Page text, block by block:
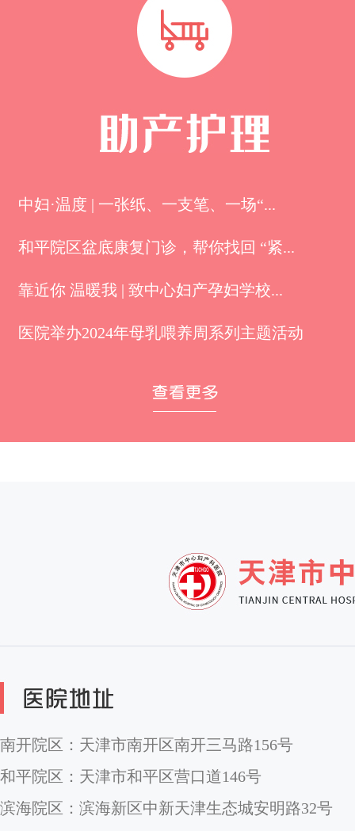
中妇·温度 | 一张纸、一支笔、一场“...
和平院区盆底康复门诊，帮你找回 “紧...
靠近你 温暖我 | 致中心妇产孕妇学校...
医院举办2024年母乳喂养周系列主题活动
南开院区：天津市南开区南开三马路156号
和平院区：天津市和平区营口道146号
滨海院区：滨海新区中新天津生态城安明路32号